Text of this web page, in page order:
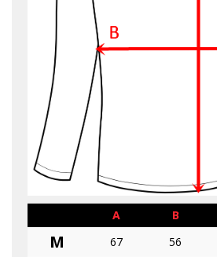
A B
M 67 56